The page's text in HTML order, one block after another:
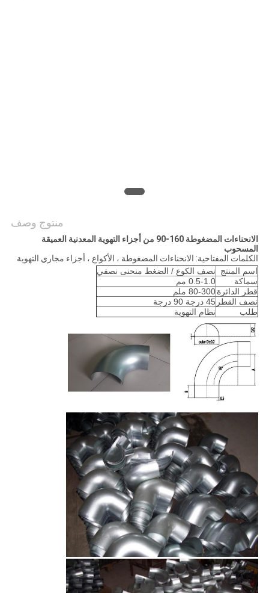
منتوج وصف
الانحناءات المضغوطة 160-90 من أجزاء التهوية المعدنية العميقة
المسحوب
الكلمات المفتاحية: الانحناءات المضغوطة ، الأكواع ، أجزاء مجاري التهوية
اسم المنتج
نصف الكوع / الضغط منحنى نصفي
سماكة
0.5-1.0 مم
قطر الدائرة80-300 ملم
نصف القطر 45 درجة 90 درجة
طلب
نظام التهوية